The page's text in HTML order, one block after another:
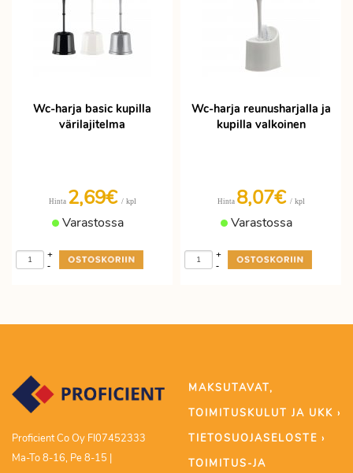
Wc-harja basic kupilla
värilajitelma
Hinta 2,69€ / kpl
Varastossa
-
+
Wc-harja reunusharjalla ja
kupilla valkoinen
Hinta 8,07€ / kpl
Varastossa
-
+
Proficient Co Oy FI07452333
Ma-To 8-16, Pe 8-15 |
MAKSUTAVAT,
TOIMITUSKULUT JA UKK ›
TIETOSUOJASELOSTE ›
TOIMITUS-JA